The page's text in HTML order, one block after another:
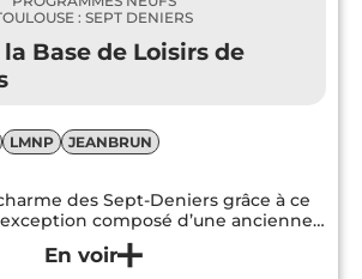
: SEPT DENIERS
Base de Loisirs de
LMNP JEANBRUN
des Sept-Deniers grâce à ce
composé d’une ancienne
réhabilitée et d’un bâtiment neuf